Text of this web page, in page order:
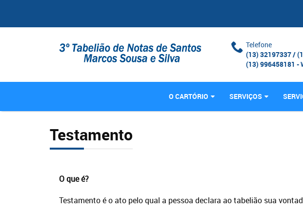
Telefone
(13) 32197337 /
(13) 996458181 -
O CARTÓRIO SERVIÇOS
Testamento
O que é?
Testamento é o ato pelo qual a pessoa declara ao tabelião sua